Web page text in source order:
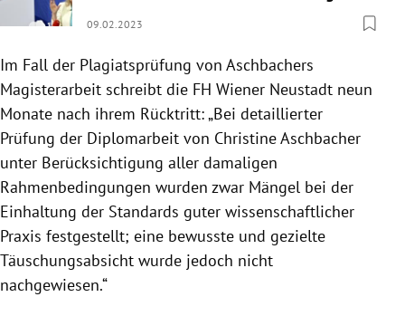
09.02.2023
Im Fall der Plagiatsprüfung von Aschbachers
Magisterarbeit schreibt die FH Wiener Neustadt neun
Monate nach ihrem Rücktritt: „Bei detaillierter
Prüfung der Diplomarbeit von Christine Aschbacher
unter Berücksichtigung aller damaligen
Rahmenbedingungen wurden zwar Mängel bei der
Einhaltung der Standards guter wissenschaftlicher
Praxis festgestellt; eine bewusste und gezielte
Täuschungsabsicht wurde jedoch nicht
nachgewiesen.“